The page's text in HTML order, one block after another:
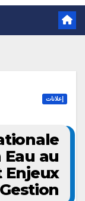
إعلانات
Eau au
Enjeux